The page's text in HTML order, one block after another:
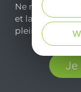
Ne manquez
et laissez-
pleinement de
Je